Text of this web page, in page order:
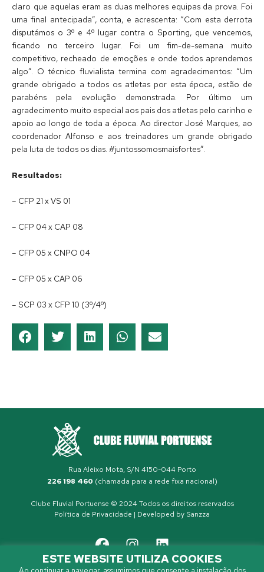
claro que aquelas eram as duas melhores equipas da prova. Foi
uma final antecipada”, conta, e acrescenta: “Com esta derrota
disputámos o 3º e 4º lugar contra o Sporting, que vencemos,
ficando no terceiro lugar. Foi um fim-de-semana muito
competitivo, recheado de emoções e onde todos aprendemos
algo”. O técnico fluvialista termina com agradecimentos: “Um
grande obrigado a todos os atletas por esta época, estão de
parabéns pela evolução demonstrada. Por último um
agradecimento muito especial aos pais dos atletas pelo carinho e
apoio ao longo de toda a época. Ao director José Marques, ao
coordenador Alfonso e aos treinadores um grande obrigado
pela luta de todos os dias. #juntossomosmaisfortes”.
Resultados:
– CFP 21 x VS 01
– CFP 04 x CAP 08
– CFP 05 x CNPO 04
– CFP 05 x CAP 06
– SCP 03 x CFP 10 (3º/4º)
Rua Aleixo Mota, S/N 4150-044 Porto
226 198 460 (chamada para a rede fixa nacional)
Clube Fluvial Portuense © 2024 Todos os direitos reservados
Política de Privacidade | Developed by Sanzza
ESTE WEBSITE UTILIZA COOKIES